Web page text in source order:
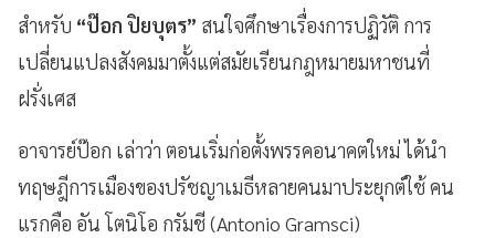
สำหรับ “ป๊อก ปิยบุตร” สนใจศึกษาเรื่องการปฏิวัติ การ
เปลี่ยนแปลงสังคมมาตั้งแต่สมัยเรียนกฎหมายมหาชนที่
ฝรั่งเศส
อาจารย์ป๊อก เล่าว่า ตอนเริ่มก่อตั้งพรรคอนาคตใหม่ ได้นำ
ทฤษฎีการเมืองของปรัชญาเมธีหลายคนมาประยุกต์ใช้ คน
แรกคือ อัน โตนิโอ กรัมชี (Antonio Gramsci)